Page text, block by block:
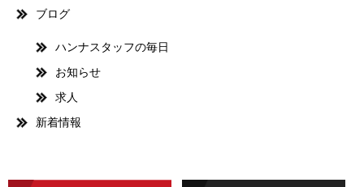
ブログ
ハンナスタッフの毎日
お知らせ
求人
新着情報